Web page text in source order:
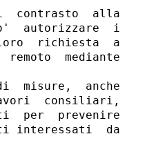
contrasto  alla
autorizzare  i
richiesta  a
mediante
misure,  anche
consiliari,
per  prevenire
interessati  da